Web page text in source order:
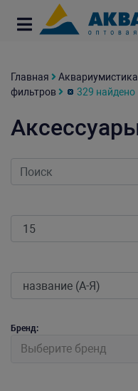
Главная Аквариумистика
фильтров
329 найдено
Бренд:
Выберите бренд